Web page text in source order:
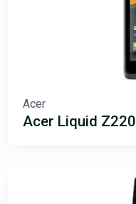
Acer
Acer Liquid Z220